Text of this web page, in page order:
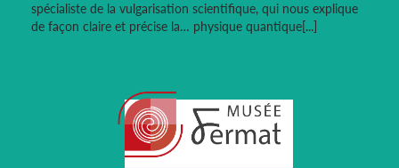
spécialiste de la vulgarisation scientifique, qui nous explique
de façon claire et précise la… physique quantique[...]